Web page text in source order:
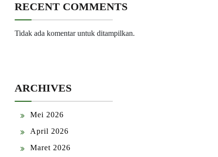
RECENT COMMENTS
Tidak ada komentar untuk ditampilkan.
ARCHIVES
Mei 2026
April 2026
Maret 2026